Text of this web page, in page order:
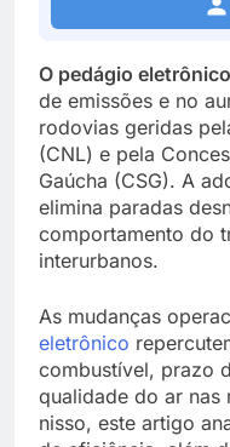
O pedágio eletrônico
de emissões e no
rodovias geridas
(CNL) e pela
Gaúcha (CSG). A
elimina paradas
comportamento do
interurbanos.
As mudanças
eletrônico
combustível, prazo
qualidade do ar nas
nisso, este artigo